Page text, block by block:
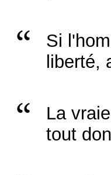
Si
liberté,
La
tout